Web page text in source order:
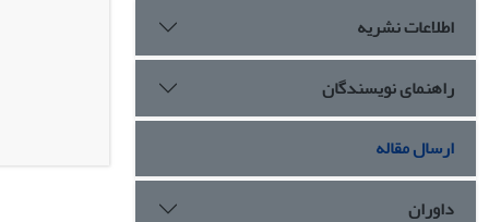
اطلاعات نشریه
راهنمای نویسندگان
ارسال مقاله
داوران